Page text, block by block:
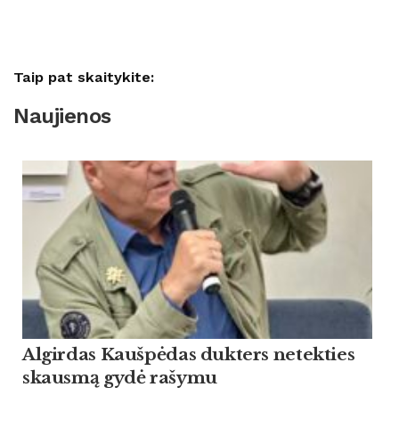
Taip pat skaitykite:
Naujienos
Algirdas Kaušpėdas dukters netekties
skausmą gydė rašymu